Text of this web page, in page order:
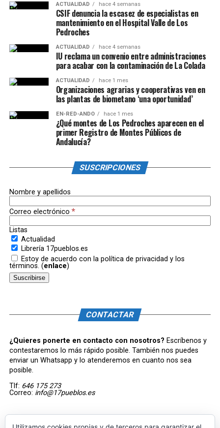
ACTUALIDAD hace 4 semanas
CSIF denuncia la escasez de especialistas en
mantenimiento en el Hospital Valle de Los
Pedroches
ACTUALIDAD hace 4 semanas
IU reclama un convenio entre administraciones
para acabar con la contaminación de La Colada
ACTUALIDAD hace 1 mes
Organizaciones agrarias y cooperativas ven en
las plantas de biometano ‘una oportunidad’
EN-RED-ANDO hace 1 mes
¿Qué montes de Los Pedroches aparecen en el
primer Registro de Montes Públicos de
Andalucía?
SUSCRIPCIONES
Nombre y apellidos
Correo electrónico *
Listas
Actualidad
Librería 17pueblos.es
Estoy de acuerdo con la política de privacidad y los
términos. (enlace)
CONTACTAR
¿Quieres ponerte en contacto con nosotros? Escríbenos y
contestaremos lo más rápido posible. También nos puedes
enviar un Whatsapp y lo atenderemos en cuanto nos sea
posible.
Tlf: 646 175 273
Correo: info@17pueblos.es